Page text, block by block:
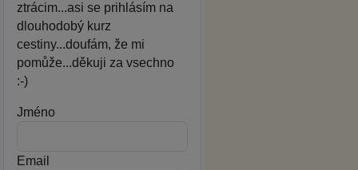
ztrácim...asi se prihlásím na
dlouhodobý kurz
cestiny...doufám, že mi
pomůže...děkuji za vsechno
:-)
Jméno
Email